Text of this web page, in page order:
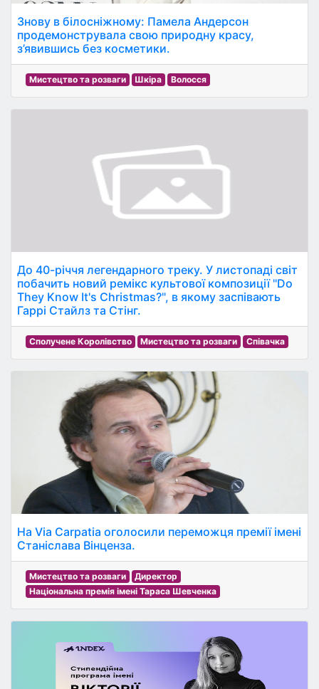
Знову в білосніжному: Памела Андерсон
продемонструвала свою природну красу,
з’явившись без косметики.
Мистецтво та розваги Шкіра Волосся
До 40-річчя легендарного треку. У листопаді світ
побачить новий ремікс культової композиції "Do
They Know It's Christmas?", в якому заспівають
Гаррі Стайлз та Стінг.
Сполучене Королівство Мистецтво та розваги Співачка
На Via Carpatia оголосили переможця премії імені
Станіслава Вінценза.
Мистецтво та розваги
Директор
Національна премія імені Тараса Шевченка